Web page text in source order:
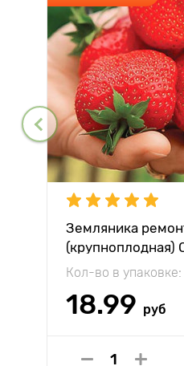
Земляника
(крупноплодная)
Кол-во в упаковке:
18.99 руб